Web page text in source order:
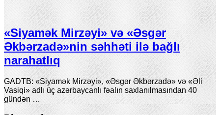
«Siyamək Mirzəyi» və «Əsgər
Əkbərzadə»nin səhhəti ilə bağlı
narahatlıq
GADTB: «Siyamək Mirzəyi», «Əsgər Əkbərzadə» və «Əli
Vasiqi» adlı üç azərbaycanlı fəalın saxlanılmasından 40
gündən …